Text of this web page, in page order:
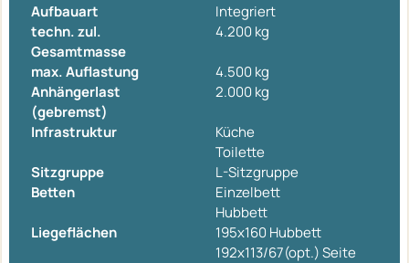
Aufbauart
Integriert
techn. zul.
Gesamtmasse
4.200 kg
max. Auflastung
4.500 kg
Anhängerlast
(gebremst)
2.000 kg
Infrastruktur
Küche
Toilette
Sitzgruppe
L-Sitzgruppe
Betten
Einzelbett
Hubbett
Liegeflächen
195x160 Hubbett
192x113/67(opt.) Seite